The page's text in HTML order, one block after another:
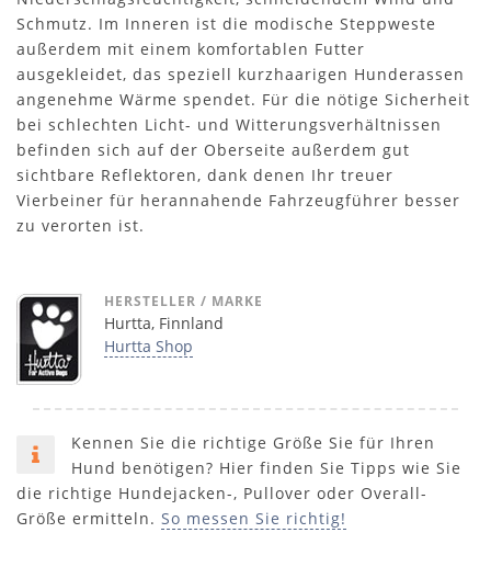
Schmutz. Im Inneren ist die modische Steppweste
außerdem mit einem komfortablen Futter
ausgekleidet, das speziell kurzhaarigen Hunderassen
angenehme Wärme spendet. Für die nötige Sicherheit
bei schlechten Licht- und Witterungsverhältnissen
befinden sich auf der Oberseite außerdem gut
sichtbare Reflektoren, dank denen Ihr treuer
Vierbeiner für herannahende Fahrzeugführer besser
zu verorten ist.
HERSTELLER / MARKE
Hurtta, Finnland
Hurtta Shop
Kennen Sie die richtige Größe Sie für Ihren
Hund benötigen? Hier finden Sie Tipps wie Sie
die richtige Hundejacken-, Pullover oder Overall-
Größe ermitteln. So messen Sie richtig!